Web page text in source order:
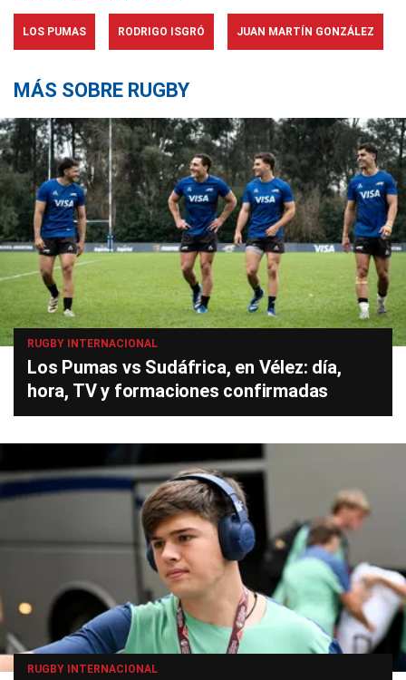
LOS PUMAS RODRIGO ISGRÓ JUAN MARTÍN GONZÁLEZ
MÁS SOBRE RUGBY
RUGBY INTERNACIONAL
Los Pumas vs Sudáfrica, en Vélez: día,
hora, TV y formaciones confirmadas
RUGBY INTERNACIONAL